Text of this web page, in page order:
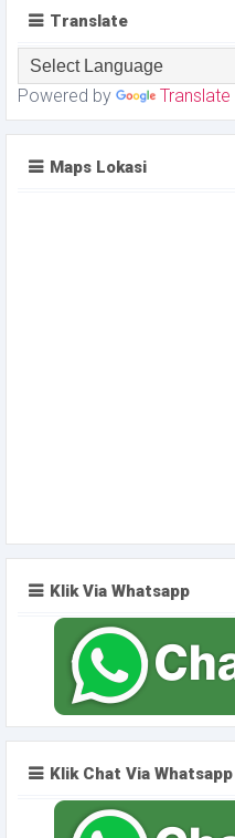
Translate
Powered by Translate
Maps Lokasi
Klik Via Whatsapp
Klik Chat Via Whatsapp